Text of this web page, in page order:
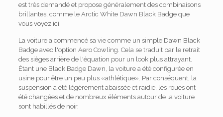
est très demandé et propose généralement des combinaisons
brillantes, comme le Arctic White Dawn Black Badge que
vous voyez ici.
La voiture a commencé sa vie comme un simple Dawn Black
Badge avec l'option Aero Cowling. Cela se traduit par le retrait
des sièges arrière de l'équation pour un look plus attrayant.
Étant une Black Badge Dawn, la voiture a été configurée en
usine pour être un peu plus «athlétique». Par conséquent, la
suspension a été légèrement abaissée et raidie, les roues ont
été changées et de nombreux éléments autour de la voiture
sont habillés de noir.